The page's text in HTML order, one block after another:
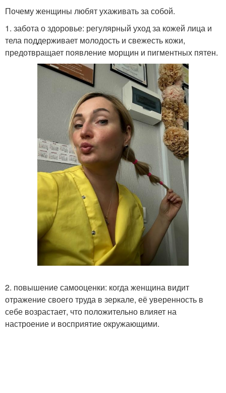
Почему женщины любят ухаживать за собой.
1. забота о здоровье: регулярный уход за кожей лица и
тела поддерживает молодость и свежесть кожи,
предотвращает появление морщин и пигментных пятен.
2. повышение самооценки: когда женщина видит
отражение своего труда в зеркале, её уверенность в
себе возрастает, что положительно влияет на
настроение и восприятие окружающими.